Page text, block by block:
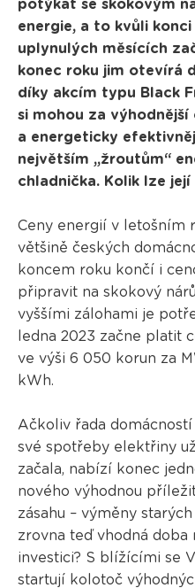
potýkat se skokovým
energie, a to kvůli
uplynulých měsících
konec roku jim otevírá
díky akcím typu Black
si mohou za
a energeticky
největším „žroutům“
chladnička. Kolik lze
Ceny energií v letošním
většině českých
koncem roku končí i
připravit na skokový
vyššími zálohami je
ledna 2023 začne platit
ve výši 6 050 korun za
kWh.
Ačkoliv řada
své spotřeby elektřiny
začala, nabízí konec
nového výhodnou
zásahu – výměny
zrovna teď vhodná doba
investici? S blížícími se
startují kolotoč